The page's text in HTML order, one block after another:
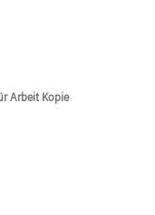
Arbeit Kopie